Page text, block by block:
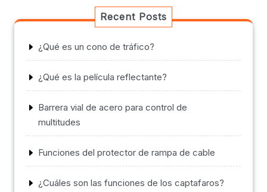
Recent Posts
¿Qué es un cono de tráfico?
¿Qué es la película reflectante?
Barrera vial de acero para control de
multitudes
Funciones del protector de rampa de cable
¿Cuáles son las funciones de los captafaros?